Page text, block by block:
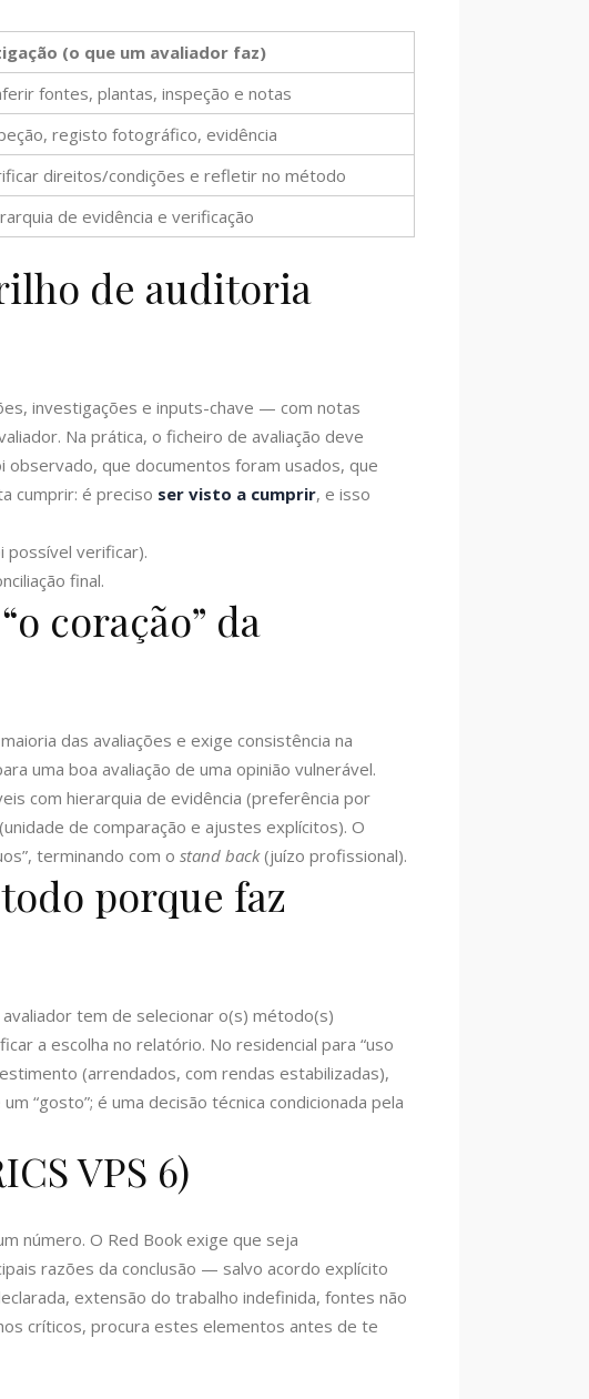
(o que um avaliador faz)
fontes, plantas, inspeção e notas
registo fotográfico, evidência
direitos/condições e refletir no método
de evidência e verificação
de auditoria
investigações e inputs-chave — com notas
Na prática, o ficheiro de avaliação deve
que documentos foram usados, que
cumprir: é preciso ser visto a cumprir, e isso
possível verificar).
final.
coração” da
das avaliações e exige consistência na
uma boa avaliação de uma opinião vulnerável.
com hierarquia de evidência (preferência por
de comparação e ajustes explícitos). O
terminando com o stand back(juízo profissional).
porque faz
tem de selecionar o(s) método(s)
a escolha no relatório. No residencial para “uso
(arrendados, com rendas estabilizadas),
“gosto”; é uma decisão técnica condicionada pela
VPS 6)
número. O Red Book exige que seja
razões da conclusão — salvo acordo explícito
extensão do trabalho indefinida, fontes não
críticos, procura estes elementos antes de te